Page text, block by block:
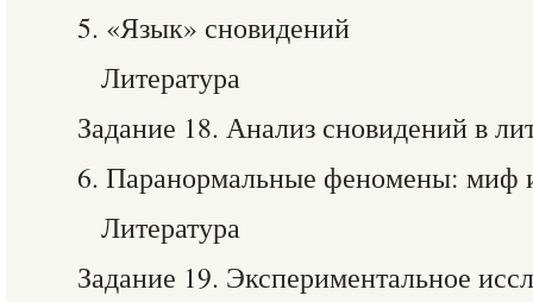
5. «Язык» сновидений
Литература
Задание 18. Анализ сновидений в
6. Паранормальные феномены: миф
Литература
Задание 19. Экспериментальное